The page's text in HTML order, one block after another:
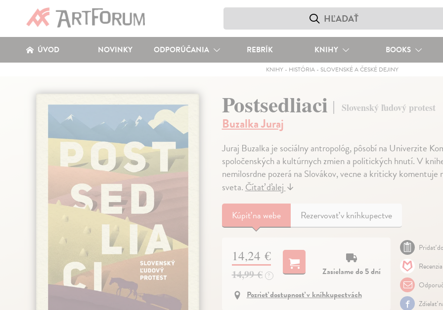
ÚVOD NOVINKY ODPORÚČANIA REBRÍK KNIHY BOOKS
KNIHY- HISTÓRIA- SLOVENSKÉ A ČESKÉ DEJINY
Postsedliaci Slovenský ľudový protest
Buzalka Juraj
Juraj Buzalka je sociálny antropológ, pôsobí na Univerzite
spoločenských a kultúrnych zmien a politických hnutí. V
nemilosrdne pozerá na Slovákov, vecne a kriticky
sveta.Čítať ďalej↓
Kúpiťna webe Rezervovať v kníhkupectve
14,24 €
14,99 € ?
Zasielame do 5 dní
Pozrieť dostupnosť v kníhkupectvách
Pridať
Zdielať